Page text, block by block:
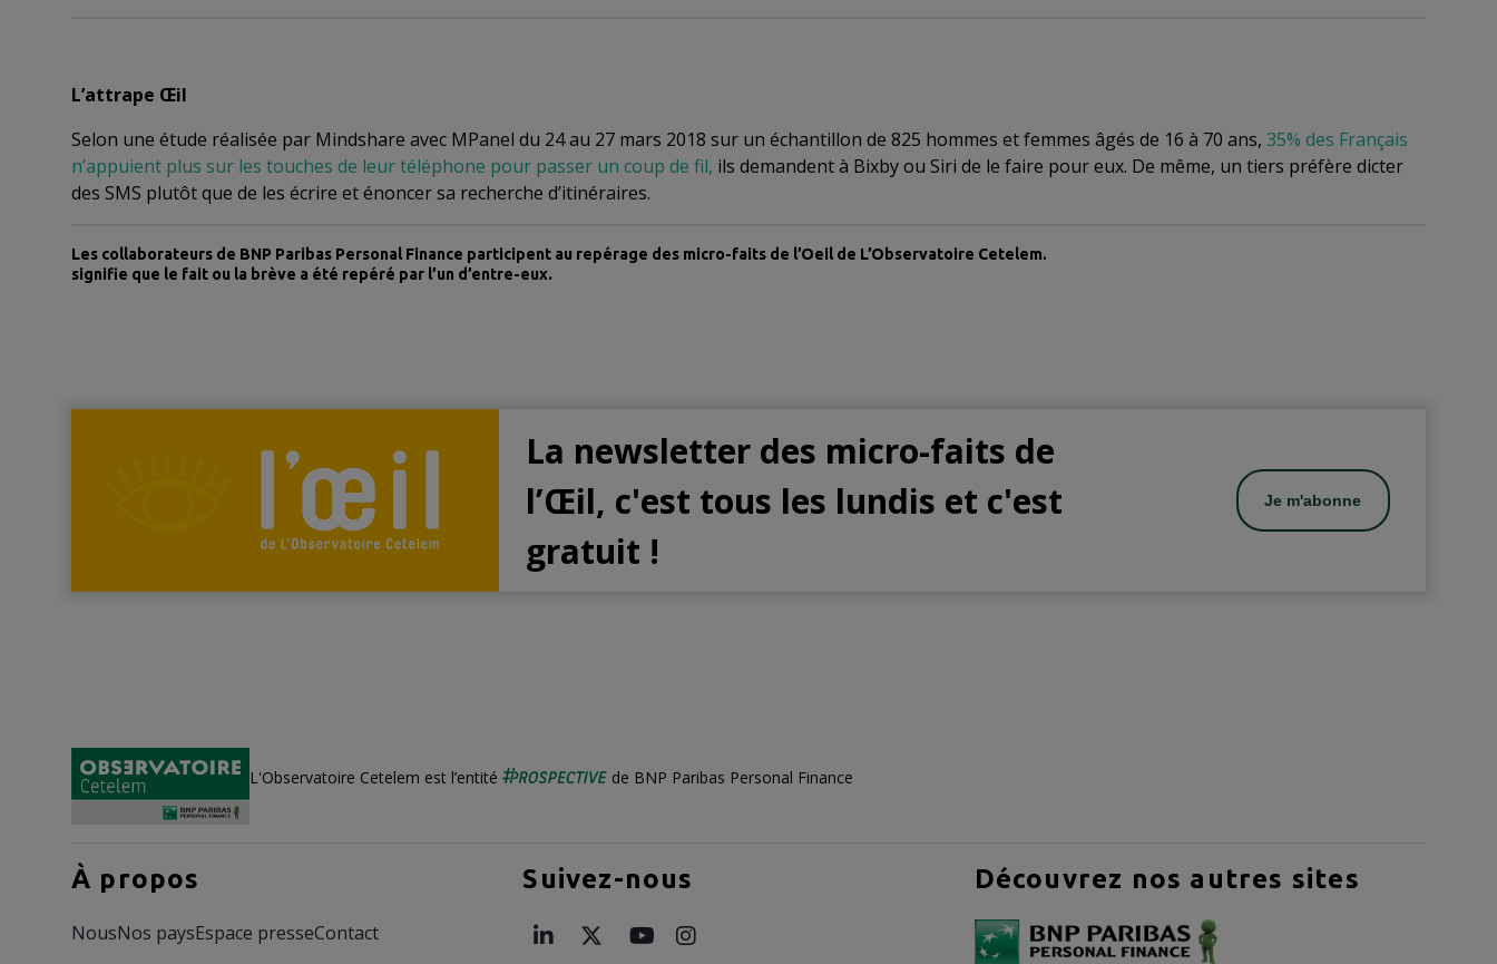
L’attrape Œil
Selon une étude réalisée par Mindshare avec MPanel du 24 au 27 mars 2018 sur un échantillon de 825 hommes et femmes âgés de 16 à 70 ans, 35% des Français
n’appuient plus sur les touches de leur téléphone pour passer un coup de fil, ils demandent à Bixby ou Siri de le faire pour eux. De même, un tiers préfère dicter
des SMS plutôt que de les écrire et énoncer sa recherche d’itinéraires.
Les collaborateurs de BNP Paribas Personal Finance participent au repérage des micro-faits de l’Oeil de L’Observatoire Cetelem.
signifie que le fait ou la brève a été repéré par l’un d’entre-eux.
La newsletter des micro-faits de
l’Œil, c'est tous les lundis et c'est
gratuit !
Je m'abonne
L'Observatoire Cetelem est l’entité de BNP Paribas Personal Finance
À propos
NousNos paysEspace presseContact
Suivez-nous Découvrez nos autres sites